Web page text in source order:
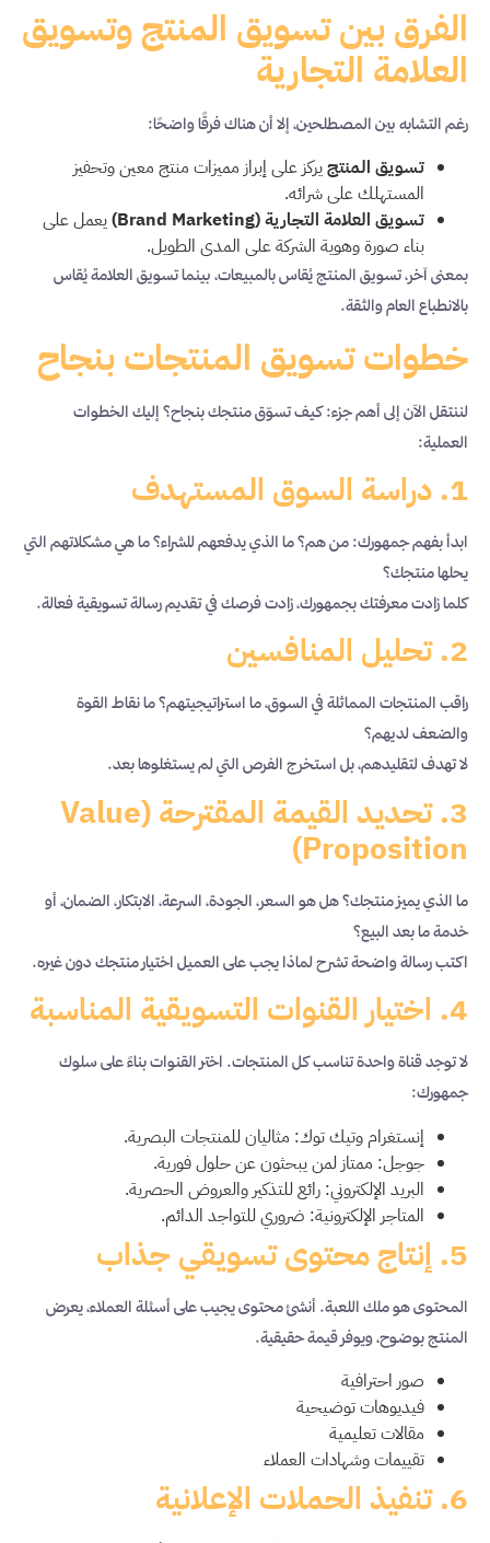
الفرق بين تسويق المنتج وتسويق
العلامة التجارية
رغم التشابه بين المصطلحين، إلا أن هناك فرقًا واضحًا:
تسويق المنتجيركز على إبراز مميزات منتج معين وتحفيز
المستهلك على شرائه.
تسويق العلامة التجارية (Brand Marketing)
يعمل على
بناء صورة وهوية الشركة على المدى الطويل.
بمعنى آخر، تسويق المنتج يُقاس بالمبيعات، بينما تسويق العلامة يُقاس
بالانطباع العام والثقة.
خطوات تسويق المنتجات بنجاح
لننتقل الآن إلى أهم جزء: كيف تسوّق منتجك بنجاح؟ إليك الخطوات
العملية:
1. دراسة السوق المستهدف
ابدأ بفهم جمهورك: من هم؟ ما الذي يدفعهم للشراء؟ ما هي مشكلاتهم التي
يحلها منتجك؟
كلما زادت معرفتك بجمهورك، زادت فرصك في تقديم رسالة تسويقية فعالة.
2. تحليل المنافسين
راقب المنتجات المماثلة في السوق، ما استراتيجيتهم؟ ما نقاط القوة
والضعف لديهم؟
لا تهدف لتقليدهم، بل استخرج الفرص التي لم يستغلوها بعد.
3. تحديد القيمة المقترحة (Value
Proposition)
ما الذي يميز منتجك؟ هل هو السعر، الجودة، السرعة، الابتكار، الضمان، أو
خدمة ما بعد البيع؟
اكتب رسالة واضحة تشرح لماذا يجب على العميل اختيار منتجك دون غيره.
4. اختيار القنوات التسويقية المناسبة
لا توجد قناة واحدة تناسب كل المنتجات. اختر القنوات بناءً على سلوك
جمهورك:
إنستغرام وتيك توك: مثاليان للمنتجات البصرية.
جوجل: ممتاز لمن يبحثون عن حلول فورية.
البريد الإلكتروني: رائع للتذكير والعروض الحصرية.
المتاجر الإلكترونية: ضروري للتواجد الدائم.
5. إنتاج محتوى تسويقي جذاب
المحتوى هو ملك اللعبة. أنشئ محتوى يجيب على أسئلة العملاء، يعرض
المنتج بوضوح، ويوفر قيمة حقيقية.
صور احترافية
فيديوهات توضيحية
مقالات تعليمية
تقييمات وشهادات العملاء
6. تنفيذ الحملات الإعلانية